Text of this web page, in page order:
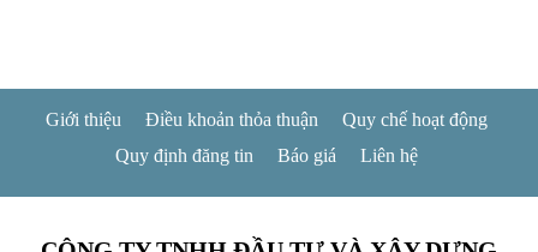
Giới thiệu Điều khoản thỏa thuận
Quy chế hoạt động
Quy định đăng tin
Báo giá Liên hệ